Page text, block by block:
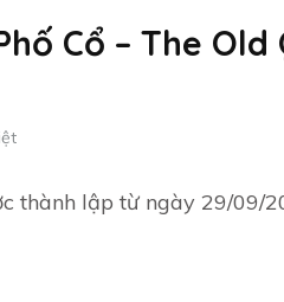
Cổ – The
thành lập từ ngày 29/09/